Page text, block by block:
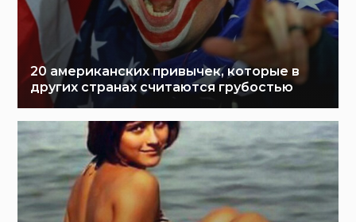
20 американских привычек, которые в
других странах считаются грубостью